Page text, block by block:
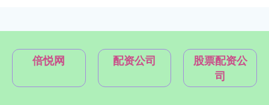
倍悦网 配资公司
股票配资公
司